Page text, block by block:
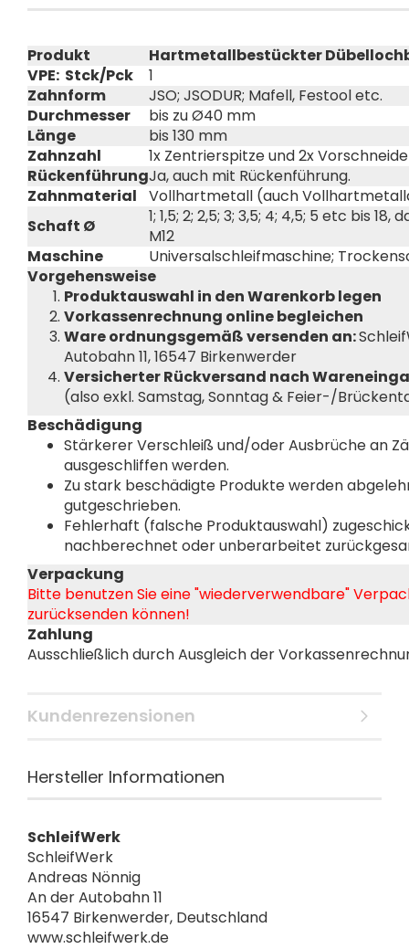
Produkt Hartmetallbestückter
VPE: Stck/Pck
1
Zahnform
JSO; JSODUR; Mafell, Festool etc.
Durchmesser
bis zu Ø40 mm
Länge
bis 130 mm
Zahnzahl
1x Zentrierspitze und 2x
RückenführungJa, auch mit Rückenführung.
Zahnmaterial
Vollhartmetall (auch
Schaft Ø
1; 1,5; 2; 2,5; 3; 3,5; 4; 4,5; 5 etc bis 18,
M12
Maschine
Universalschleifmaschine;
Vorgehensweise
Produktauswahl in den Warenkorb legen
Vorkassenrechnung online begleichen
Ware ordnungsgemäß versenden an:
Autobahn 11, 16547 Birkenwerder
Versicherter Rückversand nach
(also exkl. Samstag, Sonntag & Feier-/
Beschädigung
Stärkerer Verschleiß und/oder Ausbrüche an
ausgeschliffen werden.
Zu stark beschädigte Produkte werden
gutgeschrieben.
Fehlerhaft (falsche Produktauswahl)
nachberechnet oder unberarbeitet
Verpackung
Bitte benutzen Sie eine "wiederverwendbare"
zurücksenden können!
Zahlung
Ausschließlich durch Ausgleich der
Kundenrezensionen
Hersteller Informationen
SchleifWerk
SchleifWerk
Andreas Nönnig
An der Autobahn 11
16547 Birkenwerder, Deutschland
www.schleifwerk.de